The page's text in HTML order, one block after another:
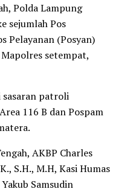
Polda Lampung
sejumlah Pos
Pelayanan (Posyan)
setempat,
sasaran patroli
116 B dan Pospam
AKBP Charles
S.H., M.H, Kasi Humas
Samsudin